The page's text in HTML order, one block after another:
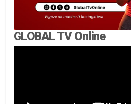
GLOBAL TV Online